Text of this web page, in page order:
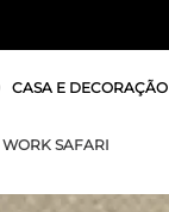
CASA E DECORAÇÃO
SAFARI